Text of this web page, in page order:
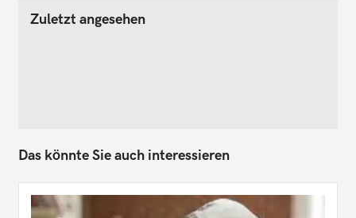
Zuletzt angesehen
Das könnte Sie auch interessieren